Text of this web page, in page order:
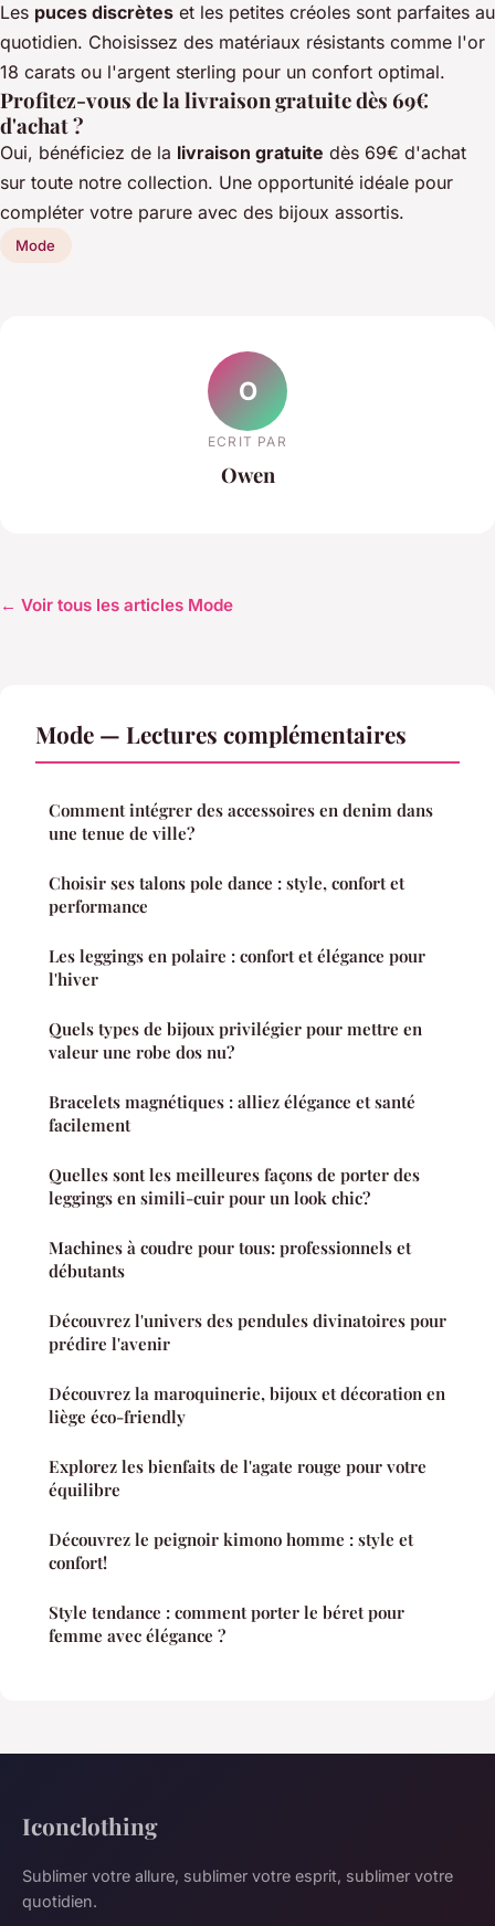
Les puces discrètes et les petites créoles sont parfaites au
quotidien. Choisissez des matériaux résistants comme l'or
18 carats ou l'argent sterling pour un confort optimal.
Profitez-vous de la livraison gratuite dès 69€
d'achat ?
Oui, bénéficiez de la livraison gratuite dès 69€ d'achat
sur toute notre collection. Une opportunité idéale pour
compléter votre parure avec des bijoux assortis.
Mode
O
ECRIT PAR
Owen
← Voir tous les articles Mode
Mode — Lectures complémentaires
Comment intégrer des accessoires en denim dans
une tenue de ville?
Choisir ses talons pole dance : style, confort et
performance
Les leggings en polaire : confort et élégance pour
l'hiver
Quels types de bijoux privilégier pour mettre en
valeur une robe dos nu?
Bracelets magnétiques : alliez élégance et santé
facilement
Quelles sont les meilleures façons de porter des
leggings en simili-cuir pour un look chic?
Machines à coudre pour tous: professionnels et
débutants
Découvrez l'univers des pendules divinatoires pour
prédire l'avenir
Découvrez la maroquinerie, bijoux et décoration en
liège éco-friendly
Explorez les bienfaits de l'agate rouge pour votre
équilibre
Découvrez le peignoir kimono homme : style et
confort!
Style tendance : comment porter le béret pour
femme avec élégance ?
Iconclothing
Sublimer votre allure, sublimer votre esprit, sublimer votre
quotidien.